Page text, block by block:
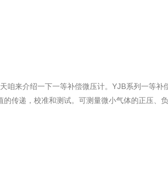
咱来介绍一下一等补偿微压计。YJB系列一等
传递，校准和测试。可测量微小气体的正压、